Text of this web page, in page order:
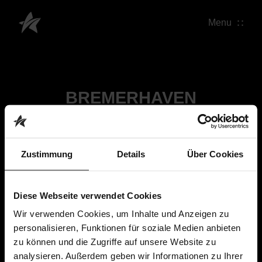
Zustimmung Details Über Cookies
Diese Webseite verwendet Cookies
Wir verwenden Cookies, um Inhalte und Anzeigen zu
personalisieren, Funktionen für soziale Medien anbieten
zu können und die Zugriffe auf unsere Website zu
analysieren. Außerdem geben wir Informationen zu Ihrer
Menu
BREMERHAVEN